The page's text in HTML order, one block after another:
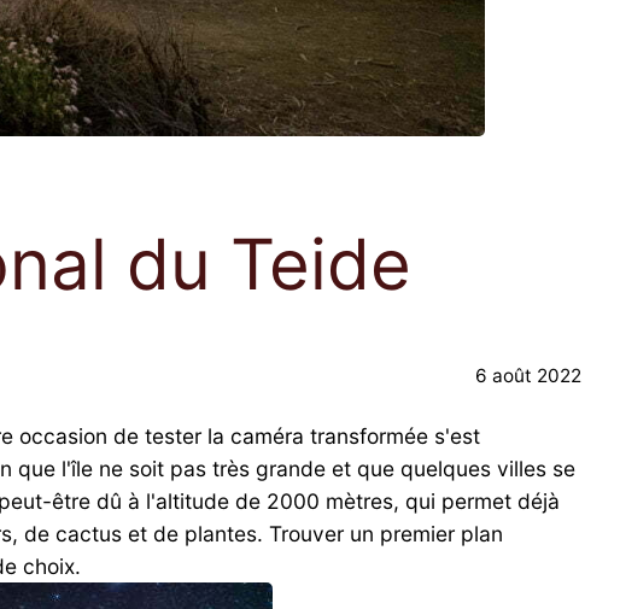
du Teide
6 août 2022
occasion de tester la caméra transformée s'est
que l'île ne soit pas très grande et que quelques villes se
être dû à l'altitude de 2000 mètres, qui permet déjà
de cactus et de plantes. Trouver un premier plan
choix.